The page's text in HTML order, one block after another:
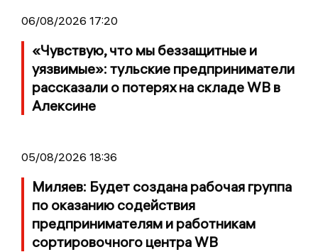
06/08/2026 17:20
«Чувствую, что мы беззащитные и
уязвимые»: тульские предприниматели
рассказали о потерях на складе WB в
Алексине
05/08/2026 18:36
Миляев: Будет создана рабочая группа
по оказанию содействия
предпринимателям и работникам
сортировочного центра WB